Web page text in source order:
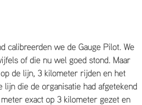
calibreerden we de Gauge Pilot. We
of die nu wel goed stond. Maar
de lijn, 3 kilometer rijden en het
die de organisatie had afgetekend
exact op 3 kilometer gezet en